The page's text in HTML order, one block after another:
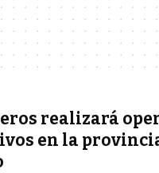
realizará
en la